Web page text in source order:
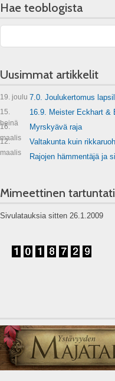
Hae teoblogista
Uusimmat artikkelit
19. joulu 7.0. Joulukertomus
15.
heinä
16.9. Meister Eckhart &
16.
maalis
Myrskyävä raja
12.
maalis
Valtakunta kuin
Rajojen hämmentäjä ja
Mimeettinen
Sivulatauksia sitten 26.1.2009